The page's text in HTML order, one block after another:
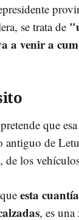
se trata de
a venir a
que
antiguo de
de los
esta
, es